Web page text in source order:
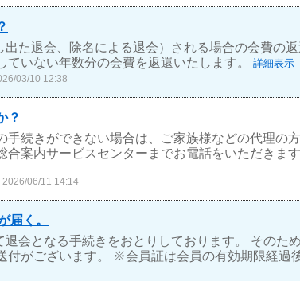
た退会、除名による退会）される場合の会費の
いない年数分の会費を返還いたします。 詳細表示
03/10 12:38
？
手続きができない場合は、ご家族様などの代理の
案内サービスセンターまでお電話をいただきま
2026/06/11 14:14
届く。
会となる手続きをおとりしております。 そのた
付がございます。 ※会員証は会員の有効期限経過